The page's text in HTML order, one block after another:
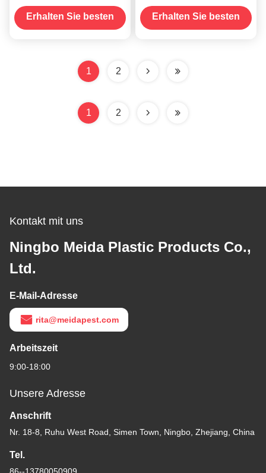
Mückenbekämpfungslampe
Fliegende Insektenfänger
Erhalten Sie besten
Mückenschutzlampe
Haushalt Geräuscharm
Erhalten Sie besten
1 2
1 2
Kontakt mit uns
Ningbo Meida Plastic Products Co.,
Ltd.
E-Mail-Adresse
rita@meidapest.com
Arbeitszeit
9:00-18:00
Unsere Adresse
Anschrift
Nr. 18-8, Ruhu West Road, Simen Town, Ningbo, Zhejiang, China
Tel.